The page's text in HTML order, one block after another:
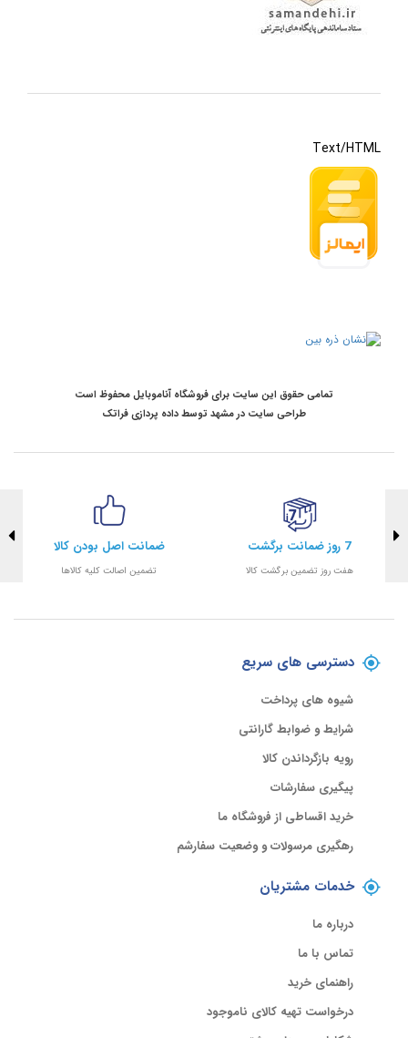
Text/HTML
تمامی حقوق این سایت برای فروشگاه آناموبایل محفوظ است
طراحی سایت در مشهد توسطداده پردازی فراتک
7 روز ضمانت برگشت
هفت روز تضمین برگشت کالا
ضمانت اصل بودن کالا
تضمین اصالت کلیه کالاها
دسترسی های سریع
شیوه های پرداخت
شرایط و ضوابط گارانتی
رویه بازگرداندن کالا
پیگیری سفارشات
خرید اقساطی از فروشگاه ما
رهگیری مرسولات و وضعیت سفارشم
خدمات مشتریان
درباره ما
تماس با ما
راهنمای خرید
درخواست تهیه کالای ناموجود